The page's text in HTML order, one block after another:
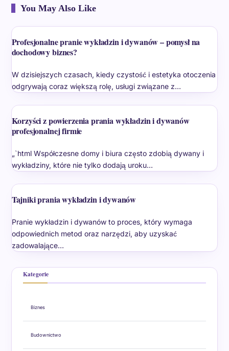
You May Also Like
Profesjonalne pranie wykładzin i dywanów – pomysł na
dochodowy biznes?
W dzisiejszych czasach, kiedy czystość i estetyka otoczenia
odgrywają coraz większą rolę, usługi związane z…
Korzyści z powierzenia prania wykładzin i dywanów
profesjonalnej firmie
„`html Współczesne domy i biura często zdobią dywany i
wykładziny, które nie tylko dodają uroku…
Tajniki prania wykładzin i dywanów
Pranie wykładzin i dywanów to proces, który wymaga
odpowiednich metod oraz narzędzi, aby uzyskać
zadowalające…
Kategorie
Biznes
Budownictwo